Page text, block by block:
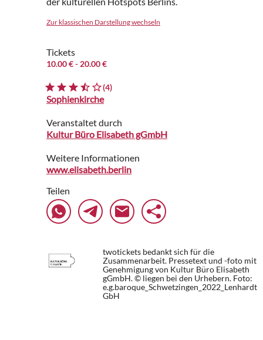
Zur klassischen Darstellung wechseln
Tickets
10.00 €- 20.00 €
(4)
Sophienkirche
Veranstaltet durch
Kultur Büro Elisabeth gGmbH
Weitere Informationen
www.elisabeth.berlin
Teilen
twotickets bedankt sich für die
Zusammenarbeit. Pressetext und -foto mit
Genehmigung von Kultur Büro Elisabeth
gGmbH. © liegen bei den Urhebern. Foto:
e.g.baroque_Schwetzingen_2022_Lenhardt
GbH